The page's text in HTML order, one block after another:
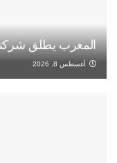
المغرب يطلق
أغسطس 8, 2026